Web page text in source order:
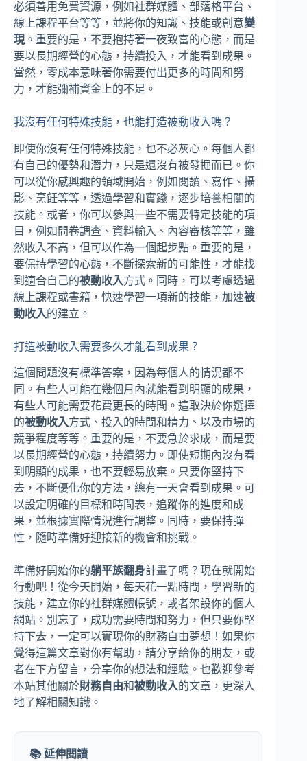
必須善用免費資源，例如社群媒體、部落格平台、
線上課程平台等等，並將你的知識、技能或創意變
現 。重要的是，不要抱持著一夜致富的心態，而是
要以長期經營的心態，持續投入，才能看到成果。
當然，零成本意味著你需要付出更多的時間和努
力，才能彌補資金上的不足。
我沒有任何特殊技能，也能打造被動收入嗎？
即使你沒有任何特殊技能，也不必灰心。每個人都
有自己的優勢和潛力，只是還沒有被發掘而已。你
可以從你感興趣的領域開始，例如閱讀、寫作、攝
影、烹飪等等，透過學習和實踐，逐步培養相關的
技能。或者，你可以參與一些不需要特定技能的項
目，例如問卷調查、資料輸入、內容審核等等，雖
然收入不高，但可以作為一個起步點。重要的是，
要保持學習的心態，不斷探索新的可能性，才能找
到適合自己的被動收入方式。同時，可以考慮透過
線上課程或書籍，快速學習一項新的技能，加速被
動收入的建立。
打造被動收入需要多久才能看到成果？
這個問題沒有標準答案，因為每個人的情況都不
同。有些人可能在幾個月內就能看到明顯的成果，
有些人可能需要花費更長的時間。這取決於你選擇
的被動收入方式、投入的時間和精力、以及市場的
競爭程度等等。重要的是，不要急於求成，而是要
以長期經營的心態，持續努力。即使短期內沒有看
到明顯的成果，也不要輕易放棄。只要你堅持下
去，不斷優化你的方法，總有一天會看到成果。可
以設定明確的目標和時間表，追蹤你的進度和成
果，並根據實際情況進行調整。同時，要保持彈
性，隨時準備好迎接新的機會和挑戰。
準備好開始你的躺平族翻身計畫了嗎？現在就開始
行動吧！從今天開始，每天花一點時間，學習新的
技能，建立你的社群媒體帳號，或者架設你的個人
網站。別忘了，成功需要時間和努力，但只要你堅
持下去，一定可以實現你的財務自由夢想！如果你
覺得這篇文章對你有幫助，請分享給你的朋友，或
者在下方留言，分享你的想法和經驗。也歡迎參考
本站其他關於財務自由和被動收入的文章，更深入
地了解相關知識。
📚 延伸閱讀